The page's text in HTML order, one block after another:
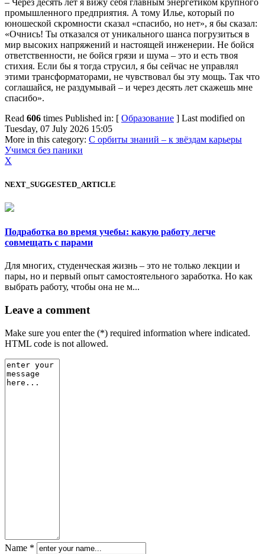
– Через десять лет я вижу себя главным энергетиком крупного
промышленного предприятия. А тому Илье, который по
юношеской скромности сказал «спасибо, но нет», я бы сказал:
«Очнись! Ты отказался от уникального шанса погрузиться в
мир высоких напряжений и настоящей инженерии. Не бойся
ответственности, не бойся грязи и шума – это и есть твоя
стихия. Если бы я тогда струсил, я бы сейчас не управлял
этими трансформаторами, не чувствовал бы эту мощь. Так что
соглашайся, не раздумывай – и через десять лет скажешь мне
спасибо».
Read 606 times Published in: [ Образование ] Last modified on
Tuesday, 07 July 2026 15:05
More in this category: С орбиты знаний – к звёздам карьеры
Учимся без паники
X
NEXT_SUGGESTED_ARTICLE
Подработка во время учебы: какую работу легче
совмещать с парами
Для многих, студенческая жизнь – это не только лекции и
пары, но и первый опыт самостоятельного заработка. Но как
выбрать работу, чтобы она не м...
Leave a comment
Make sure you enter the (*) required information where indicated.
HTML code is not allowed.
Name *